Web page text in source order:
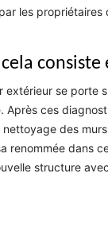
les
consiste
se porte
ces
des
renommée dans
structure